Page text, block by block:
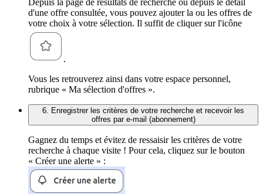
Depuis la page de résultats de recherche ou depuis le détail
d'une offre consultée, vous pouvez ajouter la ou les offres de
votre choix à votre sélection. Il suffit de cliquer sur l'icône
.
Vous les retrouverez ainsi dans votre espace personnel,
rubrique « Ma sélection d'offres ».
6. Enregistrer les critères de votre recherche et recevoir les
offres par e-mail (abonnement)
Gagnez du temps et évitez de ressaisir les critères de votre
recherche à chaque visite ! Pour cela, cliquez sur le bouton
« Créer une alerte » :